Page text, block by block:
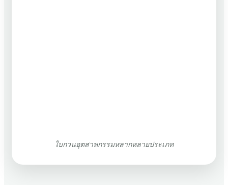
ใบกวนอุตสาหกรรมหลากหลายประเภท